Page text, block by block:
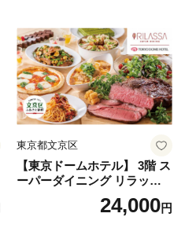
東京都文京区
【東京ドームホテル】 3階 ス
ーパーダイニング リラッサ
ランチブッフェ お食事券 大
人1名様分 関東 東京 ご利用
24,000円